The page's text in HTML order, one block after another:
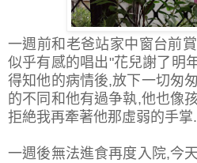
一週前和老爸站家中窗台前
似乎有感的唱出"花兒謝了明
得知他的病情後,放下一切匆
的不同和他有過争執,他也像
拒絶我再牽著他那虛弱的手掌.
一週後無法進食再度入院,今